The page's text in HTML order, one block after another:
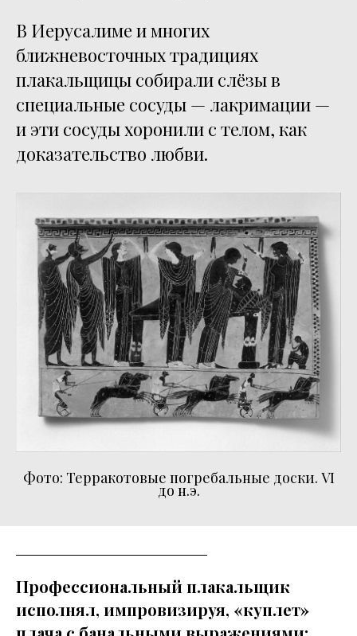
В Иерусалиме и многих
ближневосточных традициях
плакальщицы собирали слёзы в
специальные сосуды — лакримации —
и эти сосуды хоронили с телом, как
доказательство любви.
Фото: Терракотовые погребальные доски. VI
до н.э.
Профессиональный плакальщик
исполнял, импровизируя, «куплет»